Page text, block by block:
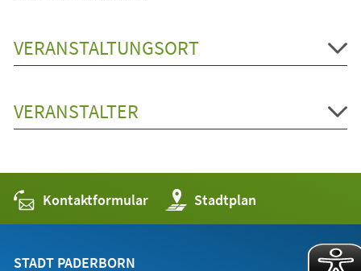
VERANSTALTUNGSORT
VERANSTALTER
Kontaktformular Stadtplan
(Öffnet
in
einem
STADT PADERBORN